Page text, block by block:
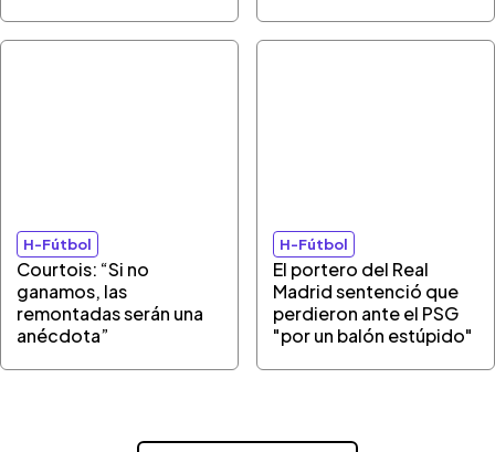
H-Fútbol
Courtois: “Si no
ganamos, las
remontadas serán una
anécdota”
H-Fútbol
El portero del Real
Madrid sentenció que
perdieron ante el PSG
"por un balón estúpido"